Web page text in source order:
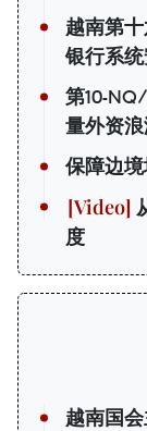
越南第
银行系
第10-
量外资浪
保障边
度
越南国